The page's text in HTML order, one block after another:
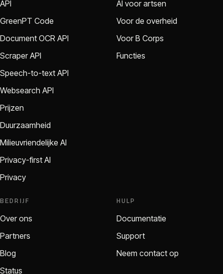
API
GreenPT Code
Document OCR API
Scraper API
Speech-to-text API
Websearch API
Prijzen
Duurzaamheid
Milieuvriendelijke AI
Privacy-first AI
Privacy
AI voor artsen
Voor de overheid
Voor B Corps
Functies
BEDRIJF
Over ons
Partners
Blog
Status
HULP
Documentatie
Support
Neem contact op